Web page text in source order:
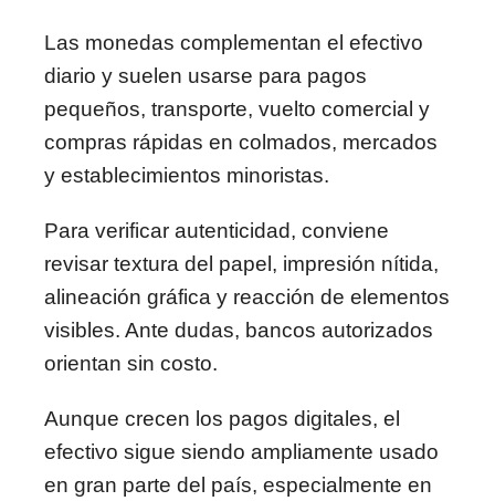
Las monedas complementan el efectivo
diario y suelen usarse para pagos
pequeños, transporte, vuelto comercial y
compras rápidas en colmados, mercados
y establecimientos minoristas.
Para verificar autenticidad, conviene
revisar textura del papel, impresión nítida,
alineación gráfica y reacción de elementos
visibles. Ante dudas, bancos autorizados
orientan sin costo.
Aunque crecen los pagos digitales, el
efectivo sigue siendo ampliamente usado
en gran parte del país, especialmente en